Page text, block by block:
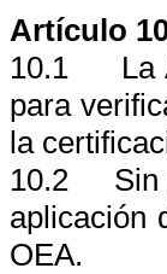
Artículo
10.1
La
para
la
10.2
aplicación
OEA.